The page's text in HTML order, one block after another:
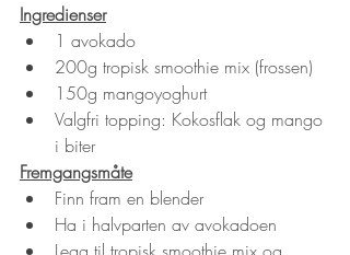
Ingredienser
1 avokado
200g tropisk smoothie mix (frossen)
150g mangoyoghurt
Valgfri topping: Kokosflak og mango
i biter
Fremgangsmåte
Finn fram en blender
Ha i halvparten av avokadoen